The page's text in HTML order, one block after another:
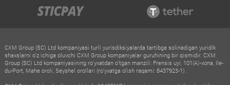
CXM Group (SC) Ltd kompaniyasi turli yurisdiksiyalarda tartibga solinadigan yuridik
shaxslarni o‘z ichiga oluvchi CXM Group kompaniyalar guruhining bir qismidir. CXM
Group (SC) Ltd kompaniyasining ro‘yxatdan o‘tgan manzili: Frensis uyi, 101(A)-xona, Ile-
du-Port, Mahe oroli, Seyshel orollari (ro‘yxatga olish raqami: 8437923-1).